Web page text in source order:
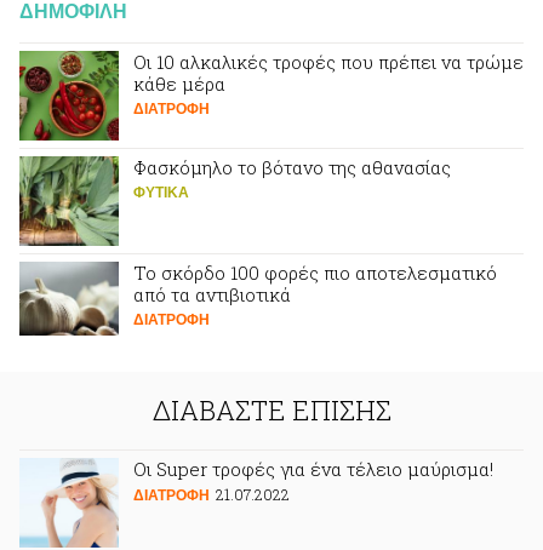
ΔΗΜΟΦΙΛΗ
Οι 10 αλκαλικές τροφές που πρέπει να τρώμε
κάθε μέρα
ΔΙΑΤΡΟΦΗ
Φασκόμηλο το βότανο της αθανασίας
ΦΥΤΙΚA
Το σκόρδο 100 φορές πιο αποτελεσματικό
από τα αντιβιοτικά
ΔΙΑΤΡΟΦΗ
ΔΙΑΒΑΣΤΕ ΕΠΙΣΗΣ
Oι Super τροφές για ένα τέλειο μαύρισμα!
ΔΙΑΤΡΟΦΗ 21.07.2022